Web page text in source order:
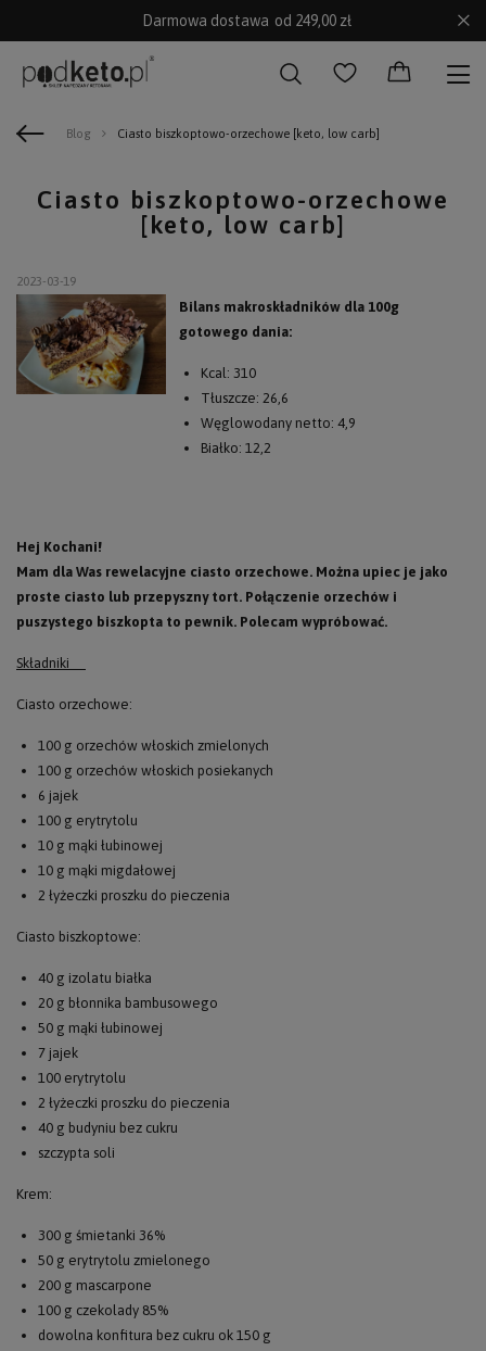
Darmowa dostawa od 249,00 zł
Blog Ciasto biszkoptowo-orzechowe [keto, low carb]
Ciasto biszkoptowo-orzechowe
[keto, low carb]
2023-03-19
Bilans makroskładników dla 100g
gotowego dania:
Kcal: 310
Tłuszcze: 26,6
Węglowodany netto: 4,9
Białko: 12,2
Hej Kochani!
Mam dla Was rewelacyjne ciasto orzechowe. Można upiec je jako
proste ciasto lub przepyszny tort. Połączenie orzechów i
puszystego biszkopta to pewnik. Polecam wypróbować.
Składniki
Ciasto orzechowe:
100 g orzechów włoskich zmielonych
100 g orzechów włoskich posiekanych
6 jajek
100 g erytrytolu
10 g mąki łubinowej
10 g mąki migdałowej
2 łyżeczki proszku do pieczenia
Ciasto biszkoptowe:
40 g izolatu białka
20 g błonnika bambusowego
50 g mąki łubinowej
7 jajek
100 erytrytolu
2 łyżeczki proszku do pieczenia
40 g budyniu bez cukru
szczypta soli
Krem:
300 g śmietanki 36%
50 g erytrytolu zmielonego
200 g mascarpone
100 g czekolady 85%
dowolna konfitura bez cukru ok 150 g